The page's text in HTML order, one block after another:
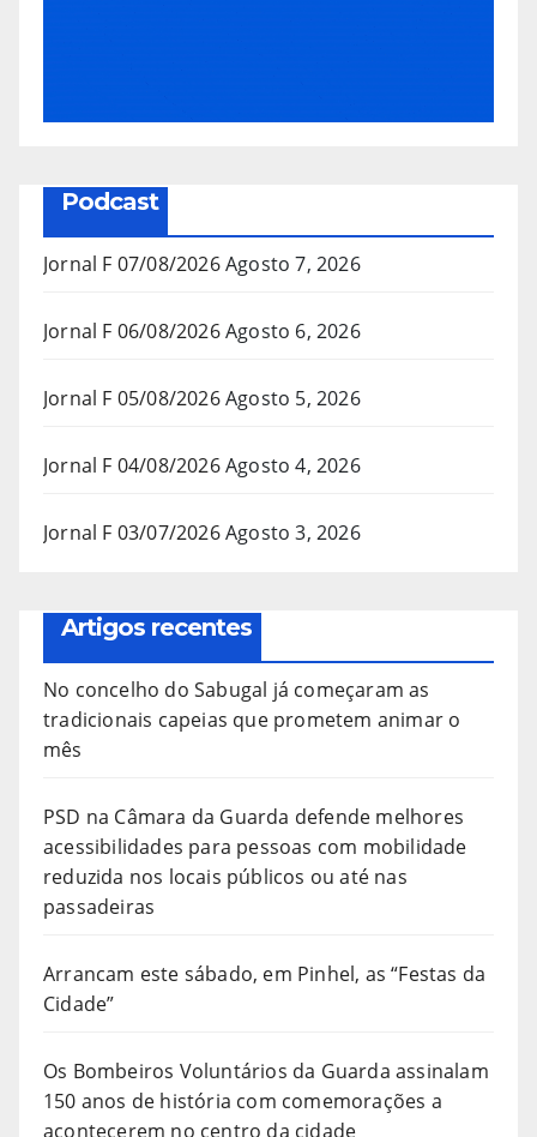
Podcast
Jornal F 07/08/2026Agosto 7, 2026
Jornal F 06/08/2026Agosto 6, 2026
Jornal F 05/08/2026Agosto 5, 2026
Jornal F 04/08/2026Agosto 4, 2026
Jornal F 03/07/2026Agosto 3, 2026
Artigos recentes
No concelho do Sabugal já começaram as
tradicionais capeias que prometem animar o
mês
PSD na Câmara da Guarda defende melhores
acessibilidades para pessoas com mobilidade
reduzida nos locais públicos ou até nas
passadeiras
Arrancam este sábado, em Pinhel, as “Festas da
Cidade”
Os Bombeiros Voluntários da Guarda assinalam
150 anos de história com comemorações a
acontecerem no centro da cidade